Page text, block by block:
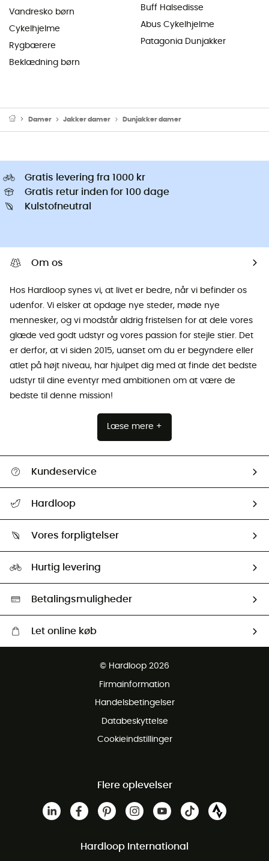
Vandresko børn
Cykelhjelme
Rygbærere
Beklædning børn
Buff Halsedisse
Abus Cykelhjelme
Patagonia Dunjakker
Damer Jakker damer Dunjakker damer
Gratis levering fra 1000 kr
Gratis retur inden for 100 dage
Kulstofneutral
Om os
Hos Hardloop synes vi, at livet er bedre, når vi befinder os
udenfor. Vi elsker at opdage nye steder, møde nye
mennesker, og vi modstår aldrig fristelsen for at dele vores
glæde ved godt udstyr og vores passion for stejle stier. Det
er derfor, at vi siden 2015, uanset om du er begyndere eller
atlet på højt niveau, har hjulpet dig med at finde det bedste
udstyr til dine eventyr med ambitionen om at være de
bedste til denne mission!
Læse mere +
Kundeservice
Returnering & Tilbagebetaling
Hardloop
Our ambassadors
Vores forpligtelser
Second hand
HardGreen Udvalg
Hurtig levering
Betalingsmuligheder
Let online køb
Gratis retur inden for 100 dage
© Hardloop 2026
Firmainformation
Handelsbetingelser
Databeskyttelse
Cookieindstillinger
Flere oplevelser
Hardloop International